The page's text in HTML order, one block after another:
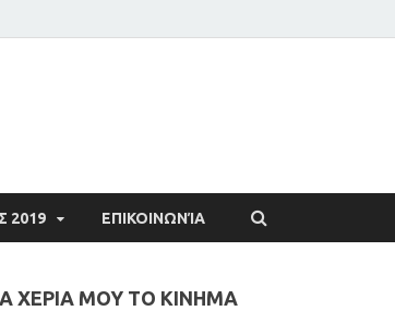
2019 ΕΠΙΚΟΙΝΩΝΊΑ
ΧΕΡΙΑ ΜΟΥ ΤΟ ΚΙΝΗΜΑ